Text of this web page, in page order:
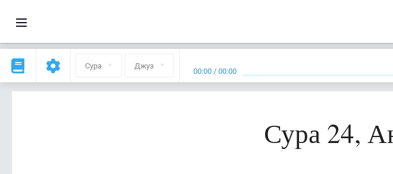
Сура Джуз 00:00 /00:00
Сура 24,